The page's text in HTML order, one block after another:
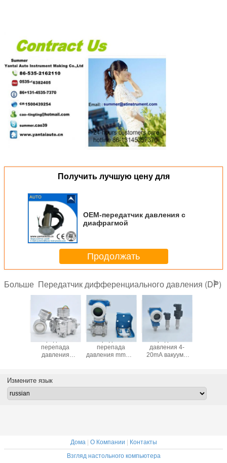
Получить лучшую цену для
OEM-передатчик давления с
диафрагмой
Продолжать
Больше Передатчик дифференциального давления (DP)
Высокоточное
емкостное
дифференциальное
измерения
давления
давление с Hart
Абсолютное
давление с
выходной
дифференциальный
передатчик
Харта
Измените язык
Дома| О Компании
Контакты
Взгляд настольного компьютера